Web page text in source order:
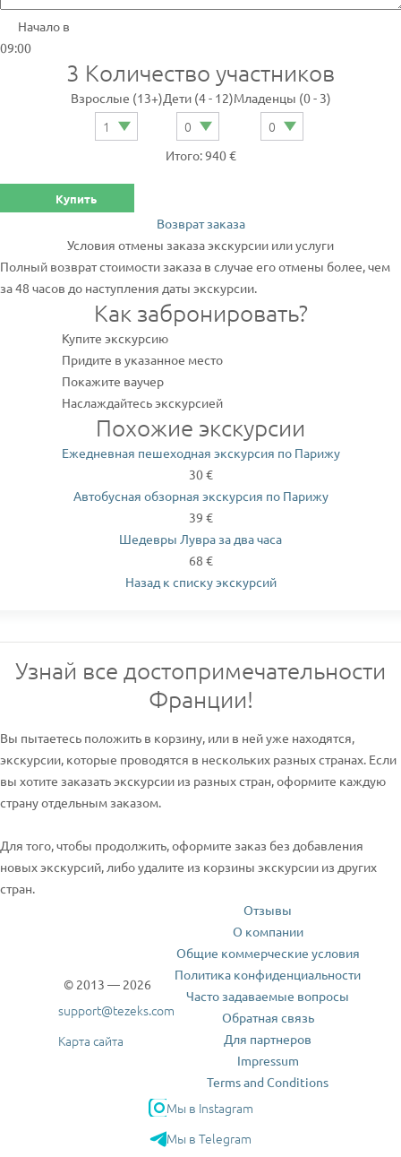
Начало в
09:00
3 Количество участников
Взрослые (13+)Дети (4 - 12)Младенцы (0 - 3)
Итого: 940 €
Купить
Возврат заказа
Условия отмены заказа экскурсии или услуги
Полный возврат стоимости заказа в случае его отмены более, чем
за 48 часов до наступления даты экскурсии.
Как забронировать?
Купите экскурсию
Придите в указанное место
Покажите ваучер
Наслаждайтесь экскурсией
Похожие экскурсии
Ежедневная пешеходная экскурсия по Парижу
30 €
Автобусная обзорная экскурсия по Парижу
39 €
Шедевры Лувра за два часа
68 €
Назад к списку экскурсий
Узнай все достопримечательности
Франции!
Вы пытаетесь положить в корзину, или в ней уже находятся,
экскурсии, которые проводятся в нескольких разных странах. Если
вы хотите заказать экскурсии из разных стран, оформите каждую
страну отдельным заказом.
Для того, чтобы продолжить, оформите заказ без добавления
новых экскурсий, либо удалите из корзины экскурсии из других
стран.
© 2013 — 2026
support@tezeks.com
Карта сайта
Отзывы
О компании
Общие коммерческие условия
Политика конфиденциальности
Часто задаваемые вопросы
Обратная связь
Для партнеров
Impressum
Terms and Conditions
Мы в Instagram
Мы в Telegram